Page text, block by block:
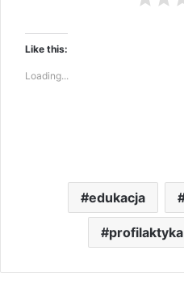
Like this:
Loading...
edukacja
profilaktyka